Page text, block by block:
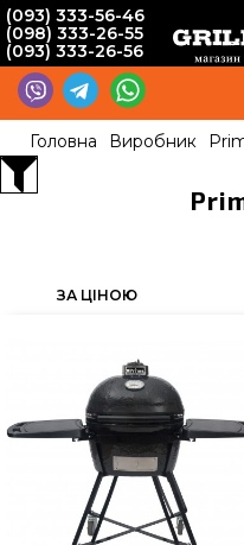
(093) 333-56-46
(098) 333-26-55
(093) 333-26-56
Головна Виробник
ЗА ЦІНОЮ